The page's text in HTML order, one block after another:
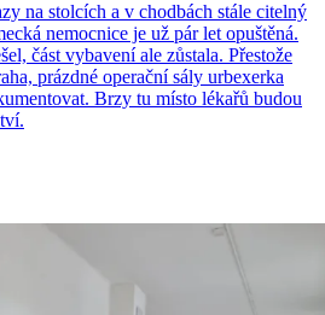
na stolcích a v chodbách stále citelný
nemocnice je už pár let opuštěná.
část vybavení ale zůstala. Přestože
prázdné operační sály urbexerka
Brzy tu místo lékařů budou